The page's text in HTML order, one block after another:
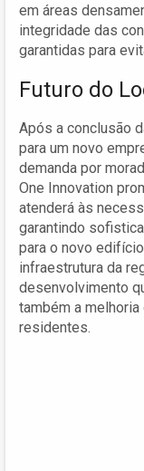
em áreas
integridade das
garantidas para
Futuro do
Após a conclusão
para um novo
demanda por
One Innovation
atenderá às
garantindo
para o novo
infraestrutura da
desenvolvimento
também a
residentes.